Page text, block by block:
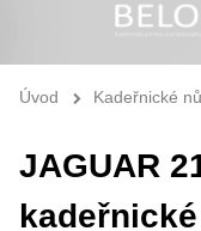
Úvod Kadeřnické
JAGUAR